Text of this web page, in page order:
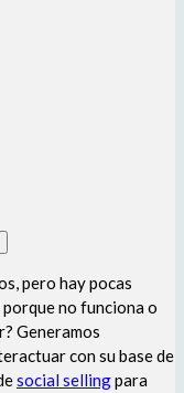
pero hay pocas
porque no funciona o
Generamos
con su base de
social sellingpara